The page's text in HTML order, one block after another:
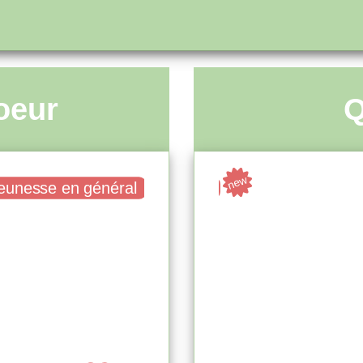
en général
- 2014 )
Livre Adulte. grand public
médicis
DE BERNARD
( Évreux - 2009 )
new